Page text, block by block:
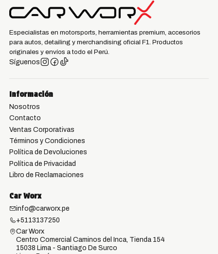
Especialistas en motorsports, herramientas premium, accesorios
para autos, detailing y merchandising oficial F1. Productos
originales y envíos a todo el Perú.
Síguenos
Información
Nosotros
Contacto
Ventas Corporativas
Términos y Condiciones
Política de Devoluciones
Política de Privacidad
Libro de Reclamaciones
Car Worx
info@carworx.pe
+5113137250
Car Worx
Centro Comercial Caminos del Inca, Tienda 154
15038 Lima - Santiago De Surco